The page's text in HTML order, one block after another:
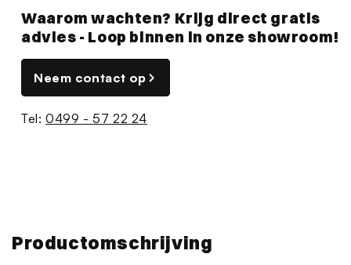
Waarom wachten? Krijg direct gratis
advies - Loop binnen in onze showroom!
Neem contact op
Tel:0499 - 57 22 24
Productomschrijving